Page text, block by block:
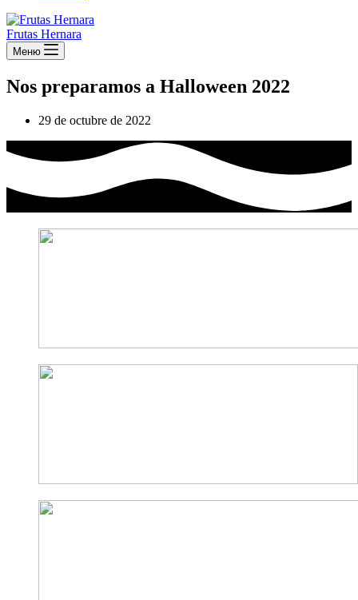
Frutas Hernara
Меню
Nos preparamos a Halloween 2022
29 de octubre de 2022